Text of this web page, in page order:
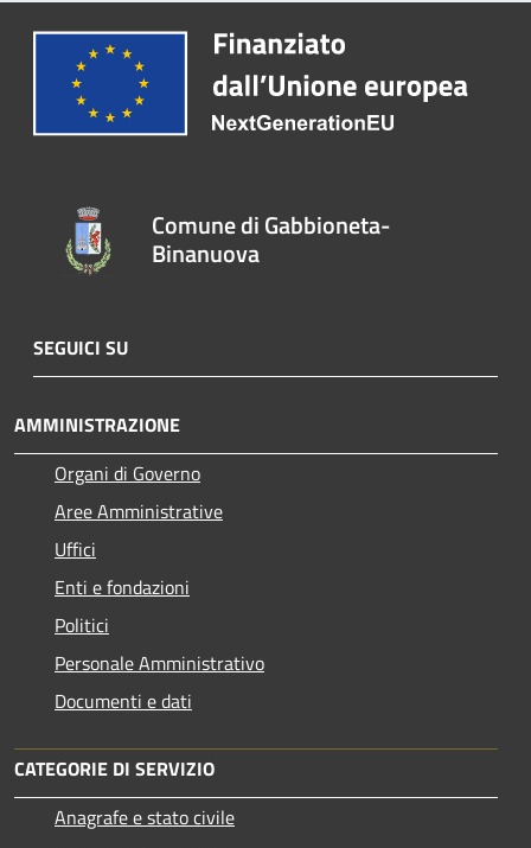
Comune di Gabbioneta-
Binanuova
SEGUICI SU
AMMINISTRAZIONE
Organi di Governo
Aree Amministrative
Uffici
Enti e fondazioni
Politici
Personale Amministrativo
Documenti e dati
CATEGORIE DI SERVIZIO
Anagrafe e stato civile